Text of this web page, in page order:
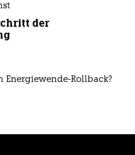
der
Energiewende-Rollback?